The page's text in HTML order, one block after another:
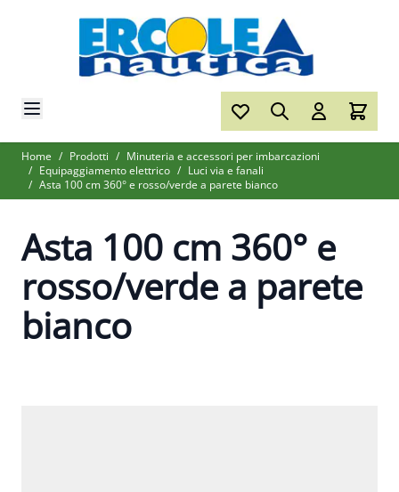
Home / Prodotti / Minuteria e accessori per imbarcazioni
/ Equipaggiamento elettrico / Luci via e fanali
/ Asta 100 cm 360° e rosso/verde a parete bianco
Asta 100 cm 360° e
rosso/verde a parete
bianco